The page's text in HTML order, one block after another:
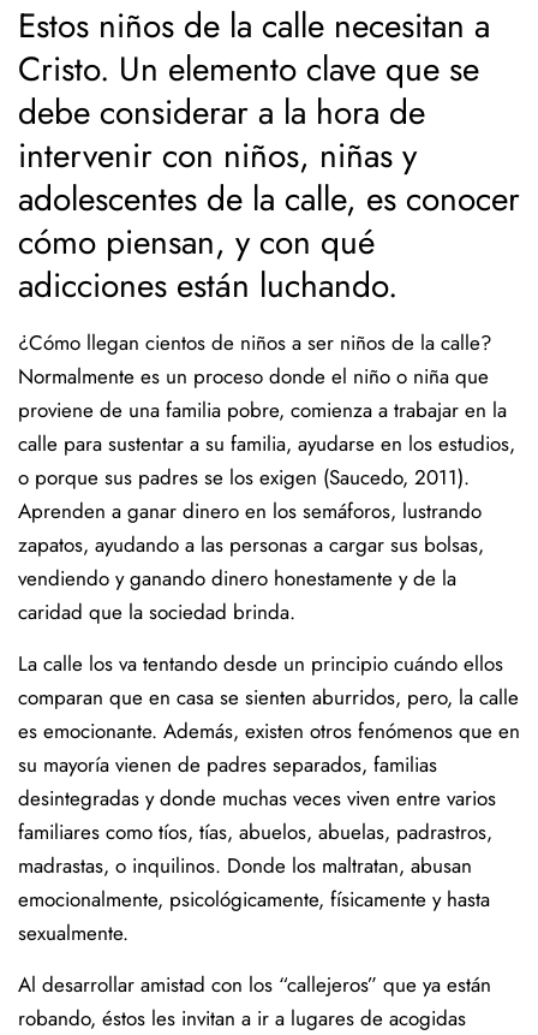
Estos niños de la calle necesitan a
Cristo. Un elemento clave que se
debe considerar a la hora de
intervenir con niños, niñas y
adolescentes de la calle, es conocer
cómo piensan, y con qué
adicciones están luchando.
¿Cómo llegan cientos de niños a ser niños de la calle?
Normalmente es un proceso donde el niño o niña que
proviene de una familia pobre, comienza a trabajar en la
calle para sustentar a su familia, ayudarse en los estudios,
o porque sus padres se los exigen (Saucedo, 2011).
Aprenden a ganar dinero en los semáforos, lustrando
zapatos, ayudando a las personas a cargar sus bolsas,
vendiendo y ganando dinero honestamente y de la
caridad que la sociedad brinda.
La calle los va tentando desde un principio cuándo ellos
comparan que en casa se sienten aburridos, pero, la calle
es emocionante. Además, existen otros fenómenos que en
su mayoría vienen de padres separados, familias
desintegradas y donde muchas veces viven entre varios
familiares como tíos, tías, abuelos, abuelas, padrastros,
madrastas, o inquilinos. Donde los maltratan, abusan
emocionalmente, psicológicamente, físicamente y hasta
sexualmente.
Al desarrollar amistad con los “callejeros” que ya están
robando, éstos les invitan a ir a lugares de acogidas